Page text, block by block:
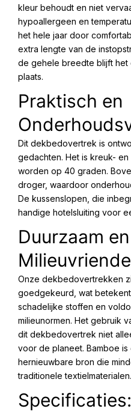
kleur behoudt en niet
hypoallergeen en
het hele jaar door
extra lengte van de
de gehele breedte blijft het
plaats.
Praktisch en
Dit dekbedovertrek is
gedachten. Het is kreuk-
worden op 40 graden.
droger, waardoor
De kussenslopen, die
handige hotelsluiting voor
Duurzaam en
Onze dekbedovertrekken
goedgekeurd, wat
schadelijke stoffen en
milieunormen. Het gebruik
dit dekbedovertrek niet
voor de planeet. Bamboe is
hernieuwbare bron die
traditionele textielmaterialen.
Specificaties: